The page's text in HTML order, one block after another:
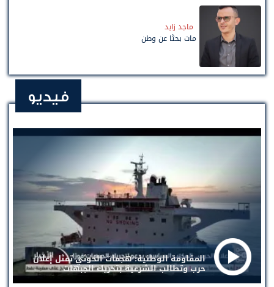
ماجد زايد
مات بحثًا عن وطن
فيديو
المقاومة الوطنية: هجمات الحوثي تمثل إعلان
حرب وتطالب الشرعية بتحريك الجبهات